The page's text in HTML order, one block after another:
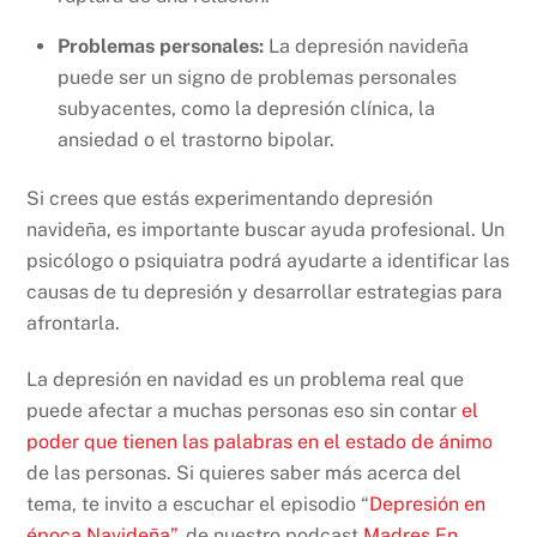
Problemas personales: La depresión navideña
puede ser un signo de problemas personales
subyacentes, como la depresión clínica, la
ansiedad o el trastorno bipolar.
Si crees que estás experimentando depresión
navideña, es importante buscar ayuda profesional. Un
psicólogo o psiquiatra podrá ayudarte a identificar las
causas de tu depresión y desarrollar estrategias para
afrontarla.
La depresión en navidad es un problema real que
puede afectar a muchas personas eso sin contarel
poder que tienen las palabras en el estado de ánimo
de las personas. Si quieres saber más acerca del
tema, te invito a escuchar el episodio “Depresión en